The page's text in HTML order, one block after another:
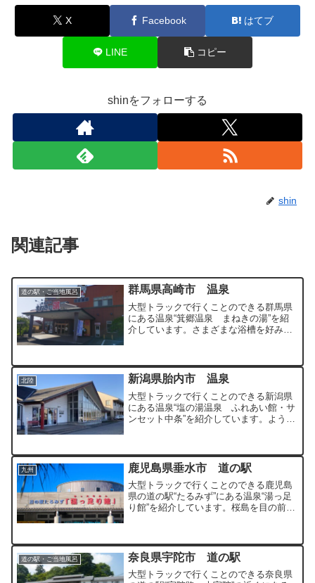
X Facebook はてブ
LINE コピー
shinをフォローする
shin
関連記事
道の駅・ご当地風呂 群馬県高崎市 温泉
大型トラックで行くことのできる群馬県
にある温泉“箕郷温泉 まねきの湯”を紹
介しています。さまざまな浴槽を好みで
北陸 新潟県胎内市 温泉
大型トラックで行くことのできる新潟県
にある温泉“塩の湯温泉 ふれあい館・サ
ンセット中条”を紹介しています。よう素
九州 鹿児島県垂水市 道の駅
大型トラックで行くことのできる鹿児島
県の道の駅“たるみず”にある温泉“湯っ足
り館”を紹介しています。桜島を目の前に
道の駅・ご当地風呂 奈良県宇陀市 道の駅
大型トラックで行くことのできる奈良県